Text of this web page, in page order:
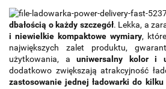
dbałością o każdy szczegół. Lekka, a
i niewielkie kompaktowe wymiary,
największych zalet produktu,
użytkowania, a uniwersalny kolor i
dodatkowo zwiększają atrakcyjność
zastosowanie jednej ładowarki do